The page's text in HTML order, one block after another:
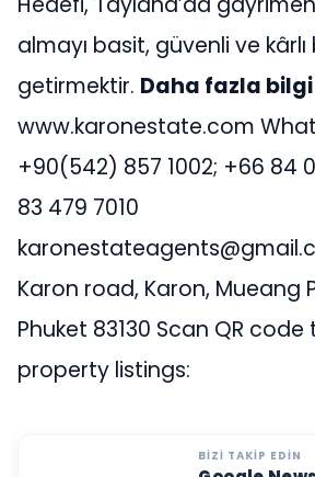
almayı basit, güvenli ve
getirmektir. Daha fazla
www.karonestate.com
+90(542) 857 1002; +66 84
83 479 7010
Karon road, Karon, Mueang
Phuket 83130 Scan QR
property listings:
BIZI TAKIP EDIN